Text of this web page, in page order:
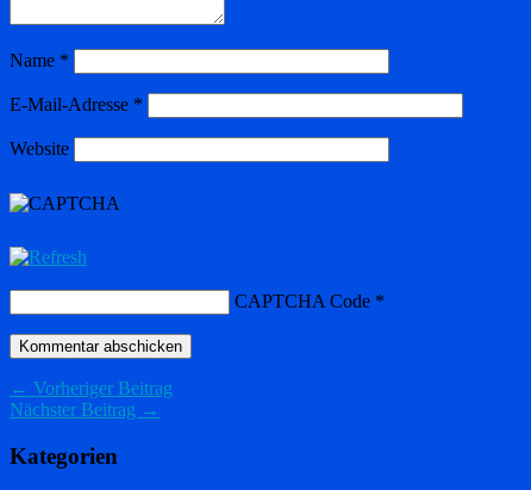
Name *
E-Mail-Adresse *
Website
CAPTCHA Code *
← Vorheriger Beitrag
Nächster Beitrag →
Kategorien